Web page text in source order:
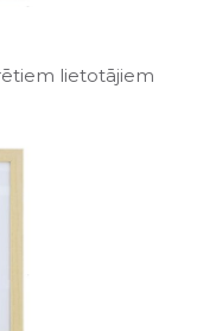
lietotājiem